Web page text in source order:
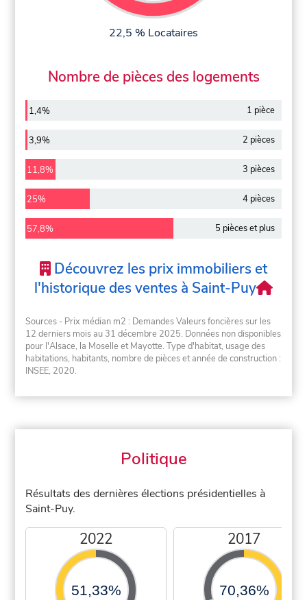
22,5 % Locataires
Nombre de pièces des logements
1,4% 1 pièce
3,9% 2 pièces
11,8% 3 pièces
25% 4 pièces
57,8% 5 pièces et plus
Découvrez les prix immobiliers et
l'historique des ventes à Saint-Puy
Sources - Prix médian m2 : Demandes Valeurs foncières sur les
12 derniers mois au 31 décembre 2025. Données non disponibles
pour l'Alsace, la Moselle et Mayotte. Type d'habitat, usage des
habitations, habitants, nombre de pièces et année de construction :
INSEE, 2020.
Politique
Résultats des dernières élections présidentielles à
Saint-Puy.
2022
51,33%
2017
70,36%